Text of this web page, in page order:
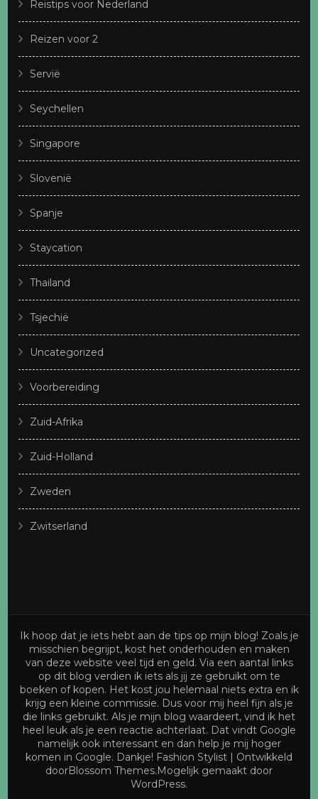
Reistips voor Nederland
Reizen voor 2
Servië
Seychellen
Singapore
Slovenië
Spanje
Staycation
Thailand
Tsjechië
Uncategorized
Voorbereiding
Zuid-Afrika
Zuid-Holland
Zweden
Zwitserland
Ik hoop dat je iets hebt aan de tips op mijn blog! Zoals je
misschien begrijpt, kost het onderhouden en maken
van deze website veel tijd en geld. Via een aantal links
op dit blog verdien ik iets als jij ze gebruikt om te
boeken of kopen. Het kost jou helemaal niets extra en ik
krijg een kleine commissie. Dus voor mij heel fijn als je
die links gebruikt. Als je mijn blog waardeert, vind ik het
heel leuk als je een reactie achterlaat. Dat vindt Google
namelijk ook interessant en dan help je mij hoger
komen in Google. Dankje! Fashion Stylist | Ontwikkeld
doorBlossom Themes.Mogelijk gemaakt door
WordPress.